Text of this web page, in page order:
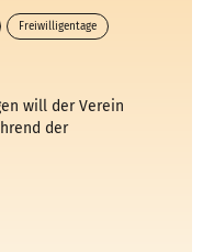
Freiwilligentage
will der Verein
der